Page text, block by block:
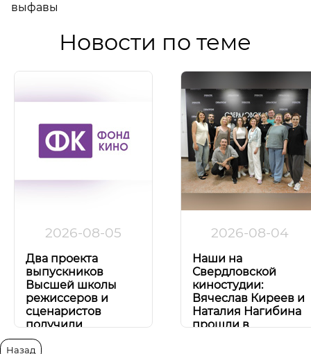
выфавы
Новости по теме
2026-08-05
Два проекта
выпускников
Высшей школы
режиссеров и
сценаристов
получили
поддержку Фонда
кино!
2026-08-04
Наши на
Свердловской
киностудии:
Вячеслав Киреев и
Наталия Нагибина
прошли в
Назад